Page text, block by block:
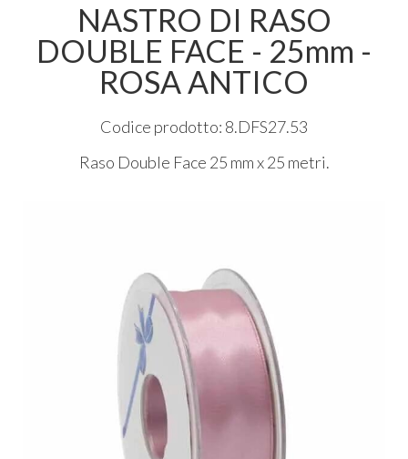
NASTRO DI RASO
DOUBLE FACE - 25mm -
ROSA ANTICO
Codice prodotto: 8.DFS27.53
Raso Double Face 25 mm x 25 metri.